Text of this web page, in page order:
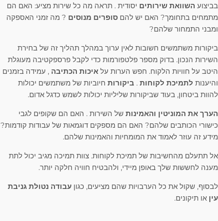
בביצוע השוואת שירותים יסודית . תראה מה כל שירות מציע: האם הם
מתמחים בתחומך? האם יש להם סופרים מנוסים ? מה זמני האספקה ​​
ומבני התמחור שלהם?
ביקורות משתמשים חשובות לאין ערוך במהלך תהליך זה של בחירת
השירות הנכון. בדוק מספר פלטפורמות כדי לקבל פרספקטיבה מעוגלת
היטב על חוויות הלקוח. חפש הערות על איכות הכתיבה , עמידה בזמנים
והיענות לתמיכת לקוחות . ביקורות חיוביות של משתמשים יכולות
להוות ביטחון, בעוד שביקורות שליליות יכולות לשמש כדגל אדום.
הערך את המוניטין והאמינות של השירות . האם הם שקופים לגבי
כישורי הכותבים שלהם? האם הם מספקים דוגמאות של עבודות קודמות?
מידע זה עוזר לאמוד את המומחיות והאמינות שלהם.
אל תתעלם מהחשיבות של תמיכת לקוחות. צוות תמיכה מגיב יכול לתת
מענה לחששות שלך באופן מיידי, ולהבטיח חוויה חלקה יותר.
לבסוף, שקול את כל הערבויות שהם מציעים, כגון עבודה נטולת גניבת
עין או תיקונים.